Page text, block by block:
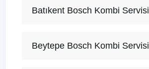
Batıkent Bosch Kombi Servisi
Beytepe Bosch Kombi Servisi